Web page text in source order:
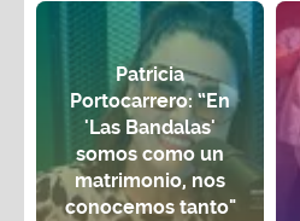
Patricia
Portocarrero: “En
'Las Bandalas'
somos como un
matrimonio, nos
conocemos tanto"